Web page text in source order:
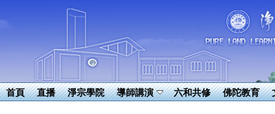
首頁 直播 淨宗學院 導師講演 六和共修 佛陀教育